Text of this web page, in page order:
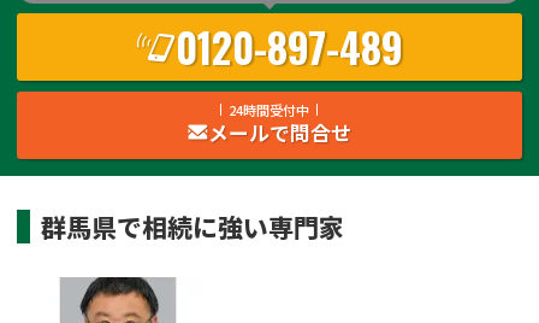
0120-897-489
24時間受付中
メールで問合せ
群馬県で相続に強い専門家